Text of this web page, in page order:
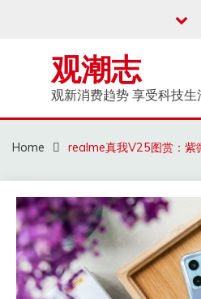
观潮志
观新消费趋势 享受科技生
Home realme真我V25图赏：紫